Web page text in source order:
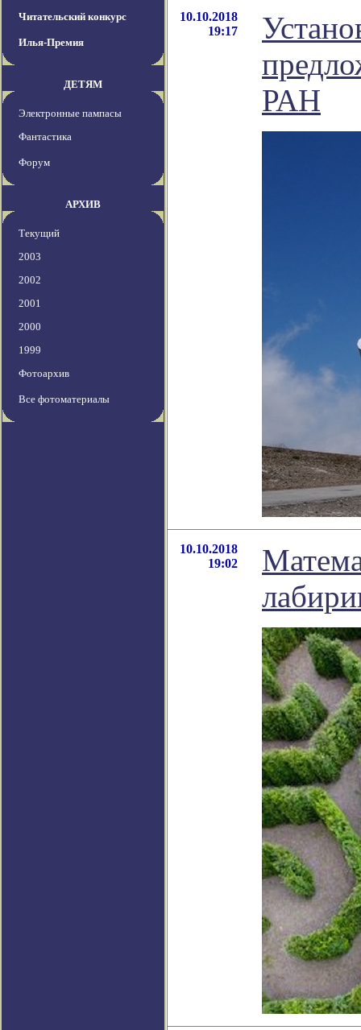
Читательский конкурс
Илья-Премия
ДЕТЯМ
Электронные пампасы
Фантастика
Форум
АРХИВ
Текущий
2003
2002
2001
2000
1999
Фотоархив
Все фотоматериалы
10.10.2018
19:17
РАН
10.10.2018
19:02